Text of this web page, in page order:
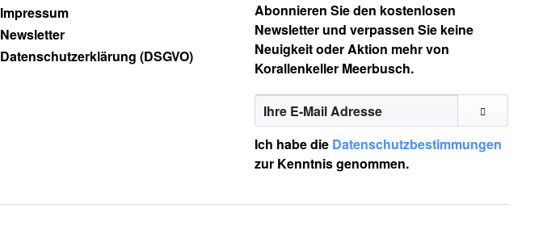
Impressum
Newsletter
Datenschutzerklärung (DSGVO)
Abonnieren Sie den kostenlosen
Newsletter und verpassen Sie keine
Neuigkeit oder Aktion mehr von
Korallenkeller Meerbusch.
Ich habe die Datenschutzbestimmungen
zur Kenntnis genommen.